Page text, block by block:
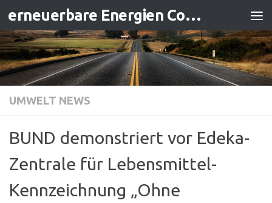
Zum Inhalt springen erneuerbare Energien Contracting
UMWELT NEWS
BUND demonstriert vor Edeka-
Zentrale für Lebensmittel-
Kennzeichnung „Ohne